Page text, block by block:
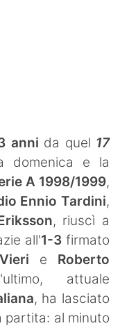
anni da quel 17
domenica e la
A 1998/1999,
Ennio Tardini,
, riuscì a
all'1-3firmato
e Roberto
attuale
, ha lasciato
partita: al minuto